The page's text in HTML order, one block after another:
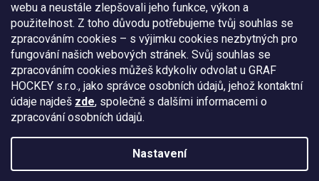
webu a neustále zlepšovali jeho funkce, výkon a
použitelnost. Z toho důvodu potřebujeme tvůj souhlas se
zpracováním cookies – s výjimku cookies nezbytných pro
fungování našich webových stránek. Svůj souhlas se
zpracováním cookies můžeš kdykoliv odvolat u GRAF
HOCKEY s.r.o., jako správce osobních údajů, jehož kontaktní
údaje najdeš zde, společně s dalšími informacemi o
zpracování osobních údajů.
Nastavení
SLEDUJ NÁS